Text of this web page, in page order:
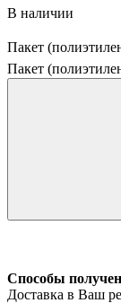
В наличии
Пакет
Пакет
Способы
Доставка в Ваш